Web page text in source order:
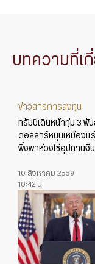
บทความที่เ
ข่าวสารการลงทุน
ทรัมป์เดินหน้าทุ่ม 3 พัน
ดอลลาร์หนุนเหมืองแ
พึ่งพาห่วงโซ่อุปทานจีน
10 สิงหาคม 2569
10:42 น.